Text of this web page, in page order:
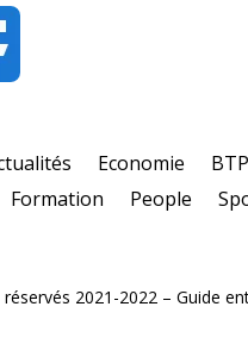
Economie BTP
Formation
People
2021-2022 – Guide